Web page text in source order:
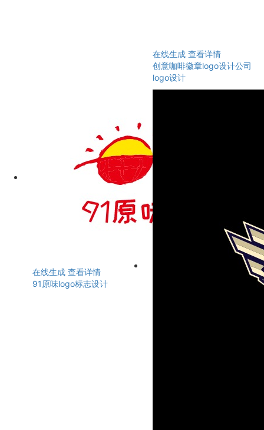
在线生成 查看详情
创意咖啡徽章logo设计公司
logo设计
在线生成 查看详情
91原味logo标志设计